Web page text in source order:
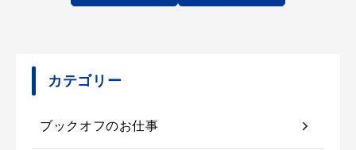
カテゴリー
ブックオフのお仕事